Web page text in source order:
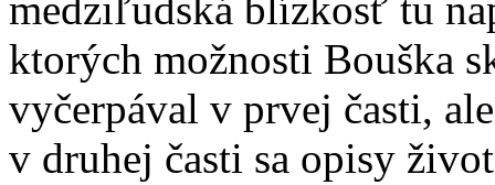
ktorých možnosti Bouška
vyčerpával v prvej časti,
v druhej časti sa opisy